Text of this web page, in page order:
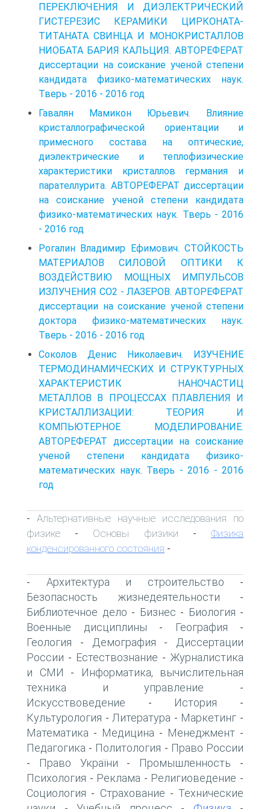
ПЕРЕКЛЮЧЕНИЯ И ДИЭЛЕКТРИЧЕСКИЙ
ГИСТЕРЕЗИС КЕРАМИКИ ЦИРКОНАТА-
ТИТАНАТА СВИНЦА И МОНОКРИСТАЛЛОВ
НИОБАТА БАРИЯ КАЛЬЦИЯ. АВТОРЕФЕРАТ
диссертации на соискание ученой степени
кандидата физико-математических наук.
Тверь - 2016 - 2016 год
Гавалян Мамикон Юрьевич. Влияние
кристаллографической ориентации и
примесного состава на оптические,
диэлектрические и теплофизические
характеристики кристаллов германия и
парателлурита. АВТОРЕФЕРАТ диссертации
на соискание ученой степени кандидата
физико-математических наук. Тверь - 2016
- 2016 год
Рогалин Владимир Ефимович. СТОЙКОСТЬ
МАТЕРИАЛОВ СИЛОВОЙ ОПТИКИ К
ВОЗДЕЙСТВИЮ МОЩНЫХ ИМПУЛЬСОВ
ИЗЛУЧЕНИЯ СО2 - ЛАЗЕРОВ. АВТОРЕФЕРАТ
диссертации на соискание ученой степени
доктора физико-математических наук.
Тверь - 2016 - 2016 год
Соколов Денис Николаевич. ИЗУЧЕНИЕ
ТЕРМОДИНАМИЧЕСКИХ И СТРУКТУРНЫХ
ХАРАКТЕРИСТИК НАНОЧАСТИЦ
МЕТАЛЛОВ В ПРОЦЕССАХ ПЛАВЛЕНИЯ И
КРИСТАЛЛИЗАЦИИ: ТЕОРИЯ И
КОМПЬЮТЕРНОЕ МОДЕЛИРОВАНИЕ.
АВТОРЕФЕРАТ диссертации на соискание
ученой степени кандидата физико-
математических наук. Тверь - 2016 - 2016
год
- Альтернативные научные исследования по
физике - Основы физики -Физика
конденсированного состояния -
- Архитектура и строительство -
Безопасность жизнедеятельности -
Библиотечное дело - Бизнес - Биология -
Военные дисциплины - География -
Геология - Демография -
Диссертации
России - Естествознание - Журналистика
и СМИ -
Информатика, вычислительная
техника и управление -
Искусствоведение - История -
Культурология - Литература - Маркетинг -
Математика - Медицина - Менеджмент -
Педагогика - Политология - Право России
- Право України - Промышленность -
Психология - Реклама - Религиоведение -
Социология - Страхование - Технические